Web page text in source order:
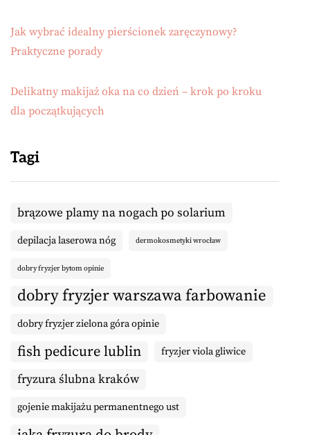
Jak wybrać idealny pierścionek zaręczynowy?
Praktyczne porady
Delikatny makijaż oka na co dzień – krok po kroku
dla początkujących
Tagi
brązowe plamy na nogach po solarium
depilacja laserowa nóg dermokosmetyki wrocław
dobry fryzjer bytom opinie
dobry fryzjer warszawa farbowanie
dobry fryzjer zielona góra opinie
fish pedicure lublin fryzjer viola gliwice
fryzura ślubna kraków
gojenie makijażu permanentnego ust